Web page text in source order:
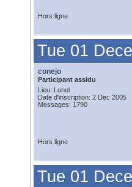
Hors ligne
Tue 01
conejo
Participant assidu
Lieu: Lunel
Date d'inscription: 2 Dec 2005
Messages: 1790
Hors ligne
Tue 01